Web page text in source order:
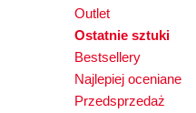
Outlet
Ostatnie sztuki
Bestsellery
Najlepiej oceniane
Przedsprzedaż